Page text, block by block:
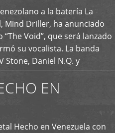
a la batería La
Mind Driller, ha anunciado
Void”, que será lanzado
su vocalista. La banda
Daniel N.Q. y
EN
Hecho en Venezuela con